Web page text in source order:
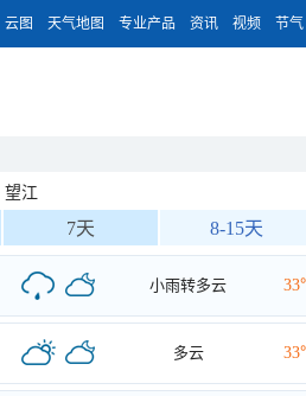
云图 天气地图 专业产品 资讯 视频 节气
望江
7天 8-15天
小雨转多云
多云